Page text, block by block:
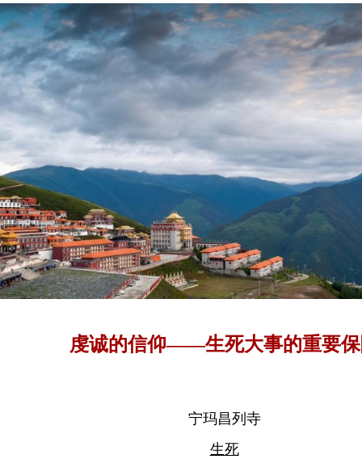
虔诚的信仰——生死大事的重要
宁玛昌列寺
生死